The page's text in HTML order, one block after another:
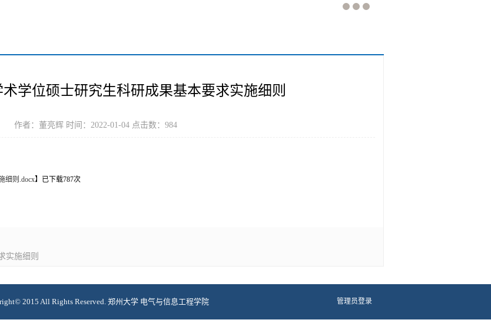
学位硕士研究生科研成果基本要求实施细则
作者：董亮辉 时间：2022-01-04 点击数： 984
细则.docx】已下载787次
实施细则
2015 All Rights Reserved. 郑州大学 电气与信息工程学院 管理员登录